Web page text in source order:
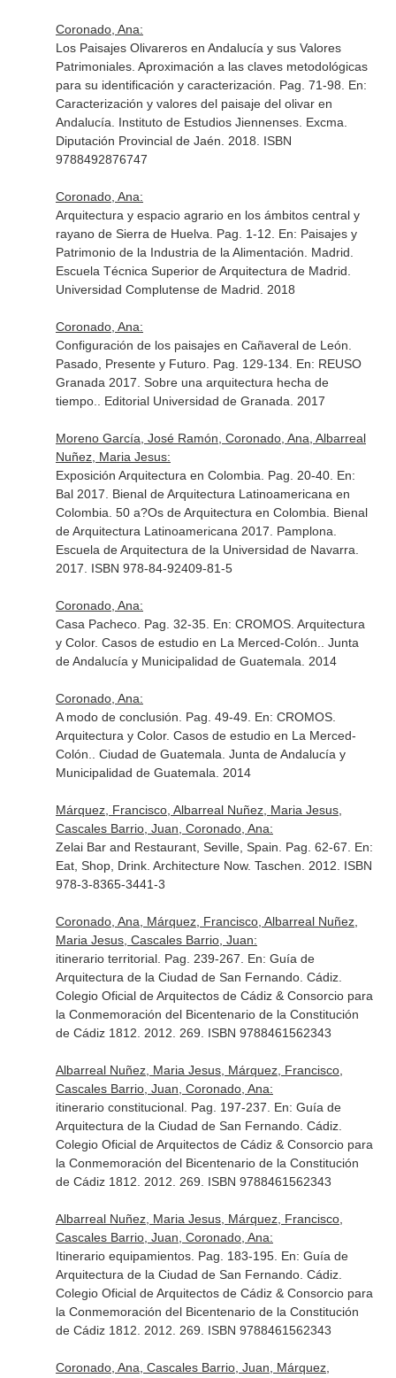
Coronado, Ana:
Los Paisajes Olivareros en Andalucía y sus Valores
Patrimoniales. Aproximación a las claves metodológicas
para su identificación y caracterización. Pag. 71-98. En:
Caracterización y valores del paisaje del olivar en
Andalucía . Instituto de Estudios Jiennenses. Excma.
Diputación Provincial de Jaén. 2018. ISBN
9788492876747
Coronado, Ana:
Arquitectura y espacio agrario en los ámbitos central y
rayano de Sierra de Huelva. Pag. 1-12. En: Paisajes y
Patrimonio de la Industria de la Alimentación . Madrid.
Escuela Técnica Superior de Arquitectura de Madrid.
Universidad Complutense de Madrid. 2018
Coronado, Ana:
Configuración de los paisajes en Cañaveral de León.
Pasado, Presente y Futuro. Pag. 129-134. En: REUSO
Granada 2017. Sobre una arquitectura hecha de
tiempo.
. Editorial Universidad de Granada. 2017
Moreno García, José Ramón, Coronado, Ana, Albarreal
Nuñez, Maria Jesus:
Exposición Arquitectura en Colombia. Pag. 20-40. En:
Bal 2017. Bienal de Arquitectura Latinoamericana en
Colombia. 50 a?Os de Arquitectura en Colombia. Bienal
de Arquitectura Latinoamericana 2017 . Pamplona.
Escuela de Arquitectura de la Universidad de Navarra.
2017. ISBN 978-84-92409-81-5
Coronado, Ana:
Casa Pacheco. Pag. 32-35. En: CROMOS. Arquitectura
y Color. Casos de estudio en La Merced-Colón.
. Junta
de Andalucía y Municipalidad de Guatemala. 2014
Coronado, Ana:
A modo de conclusión. Pag. 49-49. En: CROMOS.
Arquitectura y Color. Casos de estudio en La Merced-
Colón.
. Ciudad de Guatemala. Junta de Andalucía y
Municipalidad de Guatemala. 2014
Márquez, Francisco, Albarreal Nuñez, Maria Jesus,
Cascales Barrio, Juan, Coronado, Ana:
Zelai Bar and Restaurant, Seville, Spain. Pag. 62-67. En:
Eat, Shop, Drink. Architecture Now. Taschen. 2012. ISBN
978-3-8365-3441-3
Coronado, Ana, Márquez, Francisco, Albarreal Nuñez,
Maria Jesus, Cascales Barrio, Juan:
itinerario territorial. Pag. 239-267. En: Guía de
Arquitectura de la Ciudad de San Fernando. Cádiz.
Colegio Oficial de Arquitectos de Cádiz & Consorcio para
la Conmemoración del Bicentenario de la Constitución
de Cádiz 1812. 2012. 269. ISBN 9788461562343
Albarreal Nuñez, Maria Jesus, Márquez, Francisco,
Cascales Barrio, Juan, Coronado, Ana:
itinerario constitucional. Pag. 197-237. En: Guía de
Arquitectura de la Ciudad de San Fernando. Cádiz.
Colegio Oficial de Arquitectos de Cádiz & Consorcio para
la Conmemoración del Bicentenario de la Constitución
de Cádiz 1812. 2012. 269. ISBN 9788461562343
Albarreal Nuñez, Maria Jesus, Márquez, Francisco,
Cascales Barrio, Juan, Coronado, Ana:
Itinerario equipamientos. Pag. 183-195. En: Guía de
Arquitectura de la Ciudad de San Fernando. Cádiz.
Colegio Oficial de Arquitectos de Cádiz & Consorcio para
la Conmemoración del Bicentenario de la Constitución
de Cádiz 1812. 2012. 269. ISBN 9788461562343
Coronado, Ana, Cascales Barrio, Juan, Márquez,